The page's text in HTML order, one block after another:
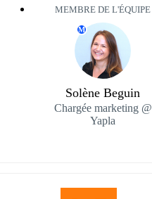
MEMBRE DE L'ÉQUIPE
M
Solène Beguin
Chargée marketing @
Yapla